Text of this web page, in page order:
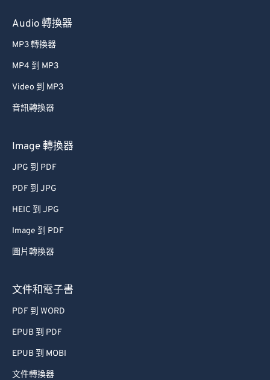
Audio 轉換器
MP3 轉換器
MP4 到 MP3
Video 到 MP3
音訊轉換器
Image 轉換器
JPG 到 PDF
PDF 到 JPG
HEIC 到 JPG
Image 到 PDF
圖片轉換器
文件和電子書
PDF 到 WORD
EPUB 到 PDF
EPUB 到 MOBI
文件轉換器